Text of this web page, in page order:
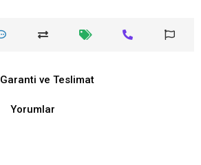
Garanti ve Teslimat
Yorumlar